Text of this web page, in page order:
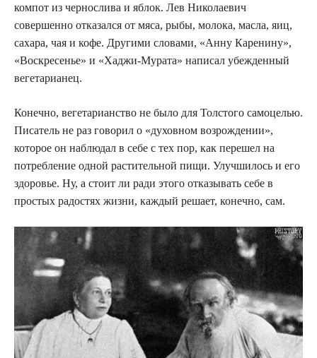
компот из чернослива и яблок. Лев Николаевич
совершенно отказался от мяса, рыбы, молока, масла, яиц,
сахара, чая и кофе. Другими словами, «Анну Каренину»,
«Воскресенье» и «Хаджи-Мурата» написал убежденный
вегетарианец.
Конечно, вегетарианство не было для Толстого самоцелью.
Писатель не раз говорил о «духовном возрождении»,
которое он наблюдал в себе с тех пор, как перешел на
потребление одной растительной пищи. Улучшилось и его
здоровье. Ну, а стоит ли ради этого отказывать себе в
простых радостях жизни, каждый решает, конечно, сам.